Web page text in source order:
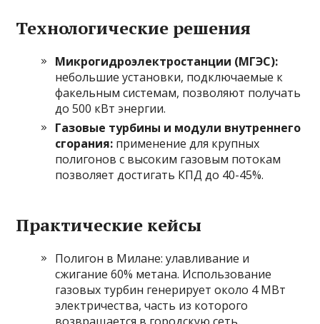
Технологические решения
Микрогидроэлектростанции (МГЭС):
небольшие установки, подключаемые к
факельным системам, позволяют получать
до 500 кВт энергии.
Газовые турбины и модули внутреннего
сгорания: применение для крупных
полигонов с высоким газовым потокам
позволяет достигать КПД до 40-45%.
Практические кейсы
Полигон в Милане: улавливание и
сжигание 60% метана. Использование
газовых турбин генерирует около 4 МВт
электричества, часть из которого